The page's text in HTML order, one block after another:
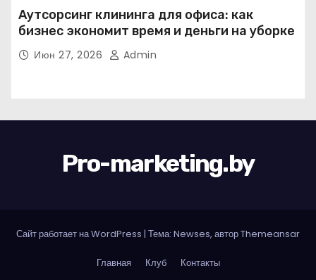
Аутсорсинг клининга для офиса: как
бизнес экономит время и деньги на уборке
Июн 27, 2026 Admin
Pro-marketing.by
Сайт работает на WordPress | Тема: Newses, авторThemeansar
Главная Клуб Контакты